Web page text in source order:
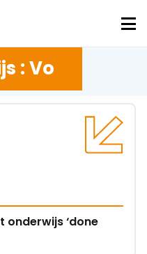
: Vo
onderwijs ‘done